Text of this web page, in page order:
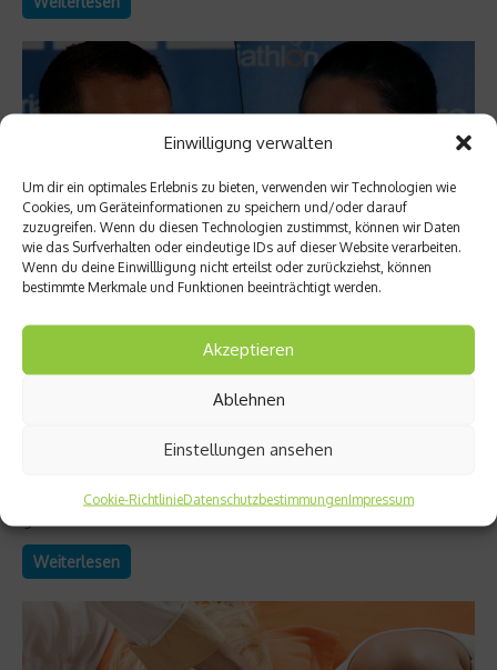
Einwilligung verwalten
Um dir ein optimales Erlebnis zu bieten, verwenden wir Technologien wie
Cookies, um Geräteinformationen zu speichern und/oder darauf
zuzugreifen. Wenn du diesen Technologien zustimmst, können wir Daten
wie das Surfverhalten oder eindeutige IDs auf dieser Website verarbeiten.
Wenn du deine Einwillligung nicht erteilst oder zurückziehst, können
bestimmte Merkmale und Funktionen beeinträchtigt werden.
Akzeptieren
Ablehnen
Einstellungen ansehen
Cookie-RichtlinieDatenschutzbestimmungenImpressum
ITU hält (noch) an Yokohama Triathlon in
Triathlon im Mai? Die ITU hält bislang an der Austragung fest,
Kilometer entfernt ist. Erste Athleten haben nun Bedenken
Weiterlesen